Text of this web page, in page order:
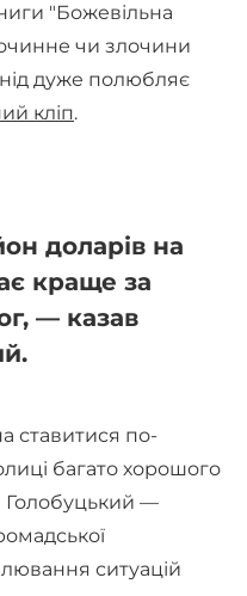
"Божевільна
чи злочини
дуже полюбляє
кліп.
доларів на
краще за
— казав
ставитися по-
багато хорошого
Голобуцький —
ситуацій